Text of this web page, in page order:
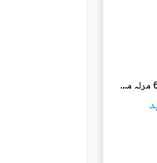
گلبہار سکیم - سیکٹر 1 گلبہار سکیم,راولپنڈی میں 2 کمروں کا 6 مرلہ مکان 1.28 کروڑ میں برائے فروخت۔